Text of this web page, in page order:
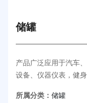
储罐
产品广泛应用于汽车
设备、仪器仪表，健
所属分类： 储罐